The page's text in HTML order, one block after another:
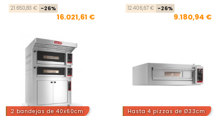
Precio base
21.650,83 € -26%
16.021,61 €
12.406,67 € -26%
9.180,94 €
2 bandejas de 40x60cm Hasta 4 pizzas de Ø33cm